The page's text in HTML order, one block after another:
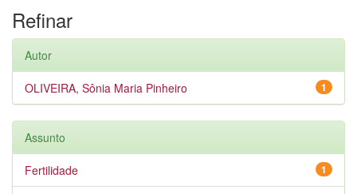
Refinar
Autor
1
OLIVEIRA, Sônia Maria Pinheiro
Assunto
1
Fertilidade